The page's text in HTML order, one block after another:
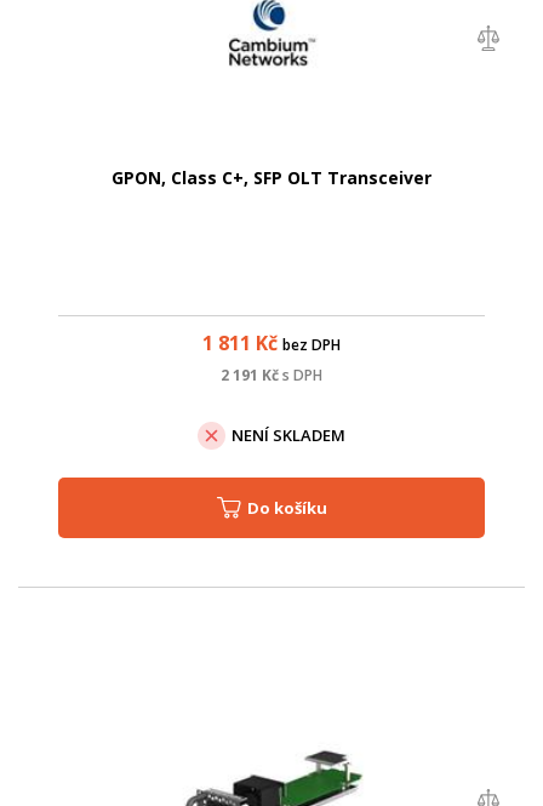
GPON, Class C+, SFP OLT Transceiver
1 811 Kč bez DPH
2 191 Kčs DPH
NENÍ SKLADEM
Do košíku